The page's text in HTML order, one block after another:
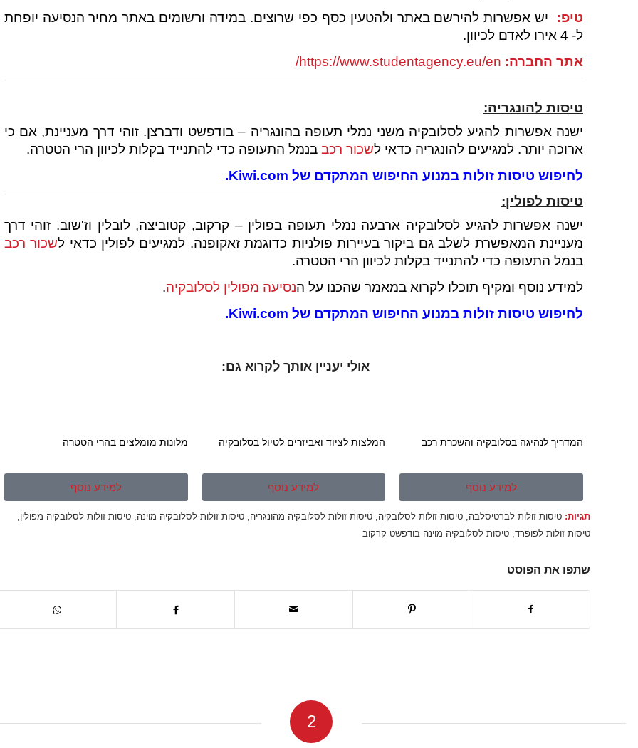
טיפ: יש אפשרות להירשם באתר ולהטעין כסף כפי שרוצים. במידה ורשומים באתר מחיר הנסיעה יופחת
ל- 4 אירו לאדם לכיוון.
אתר החברה: https://www.studentagency.eu/en/
טיסות להונגריה:
ישנה אפשרות להגיע לסלובקיה משני נמלי תעופה בהונגריה – בודפשט ודברצן. זוהי דרך מעניינת, אם כי
ארוכה יותר. למגיעים להונגריה כדאי לשכור רכב בנמל התעופה כדי להתנייד בקלות לכיוון הרי הטטרה.
לחיפוש טיסות זולות במנוע החיפוש המתקדם של Kiwi.com.
טיסות לפולין:
ישנה אפשרות להגיע לסלובקיה ארבעה נמלי תעופה בפולין – קרקוב, קטוביצה, לובלין וז'שוב. זוהי דרך
מעניינת המאפשרת לשלב גם ביקור בעיירות פולניות כדוגמת זאקופנה. למגיעים לפולין כדאי לשכור רכב
בנמל התעופה כדי להתנייד בקלות לכיוון הרי הטטרה.
למידע נוסף ומקיף תוכלו לקרוא במאמר שהכנו על הנסיעה מפולין לסלובקיה.
לחיפוש טיסות זולות במנוע החיפוש המתקדם של Kiwi.com.
אולי יעניין אותך לקרוא גם:
המדריך לנהיגה בסלובקיה והשכרת רכב
למידע נוסף
המלצות לציוד ואביזרים לטיול בסלובקיה
למידע נוסף
מלונות מומלצים בהרי הטטרה
למידע נוסף
תגיות: טיסות זולות לברטיסלבה טיסות זולות לסלובקיה טיסות זולות לסלובקיה מהונגריה טיסות זולות לסלובקיה מוינה טיסות זולות לסלובקיה מפולין
טיסות זולות לפופרד טיסות לסלובקיה מוינה בודפשט קרקוב
שתפו את הפוסט
2